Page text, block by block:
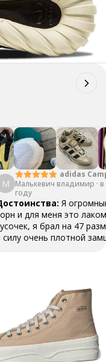
М
adidas
Малькевич владимир ·
году
Я
и для меня это
я брал на 47
силу очень плотной
Недостатки:
замша , это все ,но это
времени Комментарий:
фанатов это пушка ,